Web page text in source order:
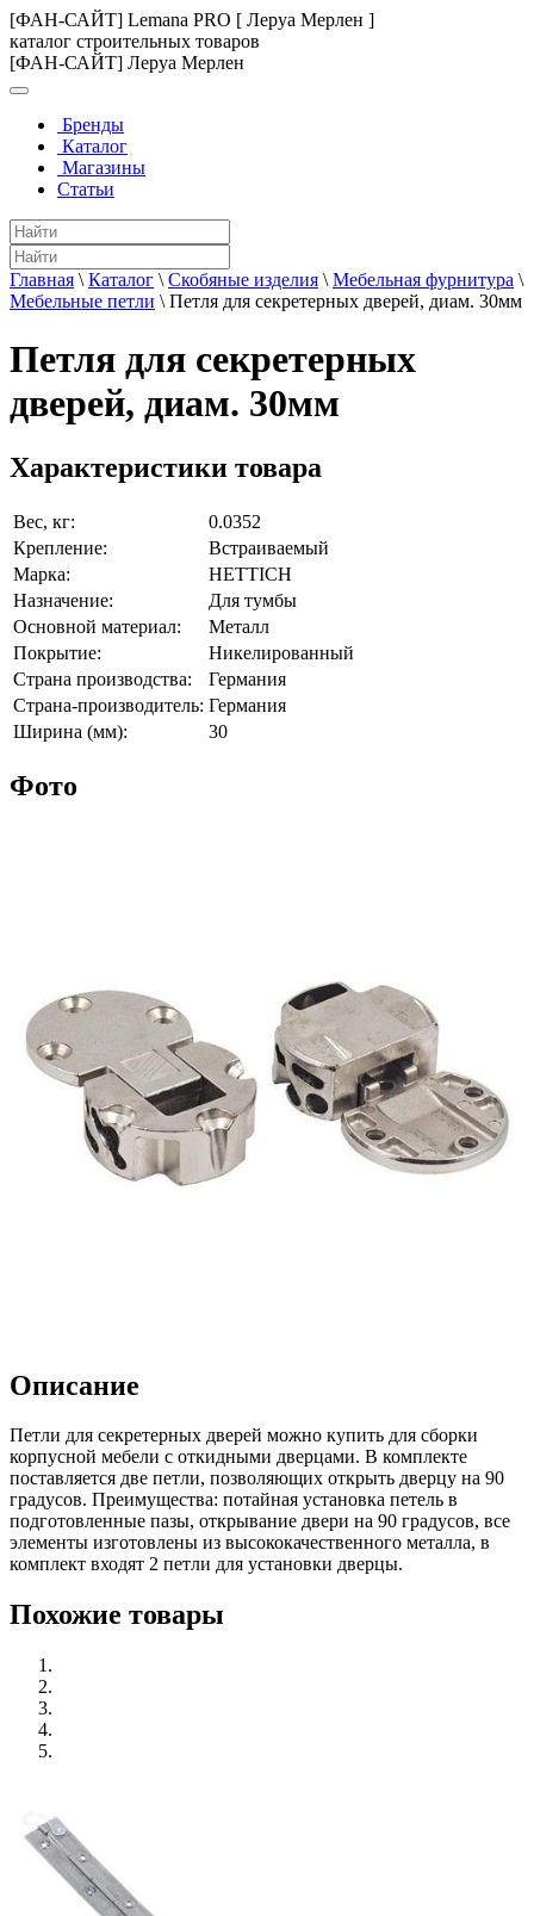
[ФАН-САЙТ] Lemana PRO [ Леруа Мерлен ]
каталог строительных товаров
[ФАН-САЙТ] Леруа Мерлен
Бренды
Каталог
Магазины
Статьи
Главная \ Каталог \ Скобяные изделия \ Мебельная фурнитура \
Мебельные петли \ Петля для секретерных дверей, диам. 30мм
Петля для секретерных
дверей, диам. 30мм
Характеристики товара
Вес, кг:
0.0352
Крепление:
Встраиваемый
Марка:
HETTICH
Назначение:
Для тумбы
Основной материал:
Металл
Покрытие:
Никелированный
Страна производства:
Германия
Страна-производитель: Германия
Ширина (мм):
30
Фото
Описание
Петли для секретерных дверей можно купить для сборки
корпусной мебели с откидными дверцами. В комплекте
поставляется две петли, позволяющих открыть дверцу на 90
градусов. Преимущества: потайная установка петель в
подготовленные пазы, открывание двери на 90 градусов, все
элементы изготовлены из высококачественного металла, в
комплект входят 2 петли для установки дверцы.
Похожие товары